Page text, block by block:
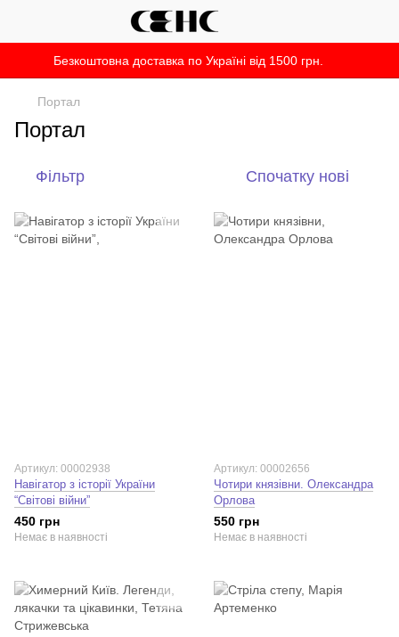
Безкоштовна доставка по Україні від 1500 грн.
Портал
Портал
Фільтр Спочатку нові
Артикул: 00002938
Навігатор з історії України
“Світові війни”
450 грн
Немає в наявності
Артикул: 00002656
Чотири князівни. Олександра
Орлова
550 грн
Немає в наявності